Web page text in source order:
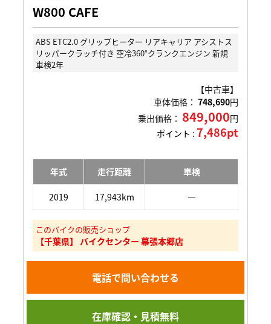
W800 CAFE
ABS ETC2.0 グリップヒーター リアキャリア アシストス
リッパークラッチ付き 空冷360°クランクエンジン 新規
車検2年
【中古車】
車体価格： 748,690円
乗出価格： 849,000円
ポイント : 7,486pt
年式 走行距離 車検
2019 17,943km ―
このバイクの販売ショップ
【千葉県】 バイクセンター 幕張本郷店
電話で問い合わせる
在庫確認・見積無料